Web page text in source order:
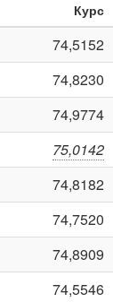
Курс
74,5152
74,8230
74,9774
75,0142
74,8182
74,7520
74,8909
74,5546